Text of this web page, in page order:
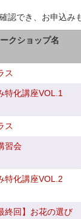
認でき、お申込み
クショップ名
ス
特化講座VOL.1
ス
習会
特化講座VOL.2
終回】お花の選び